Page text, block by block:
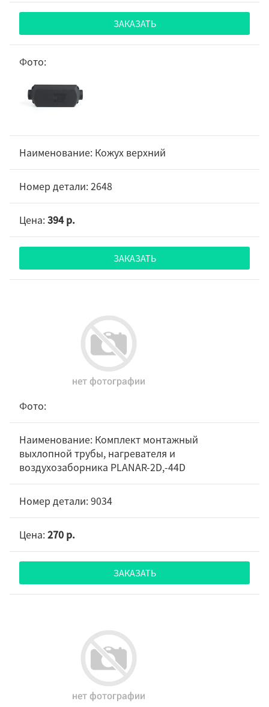
ЗАКАЗАТЬ
Кожух верхний
2648
394 р.
ЗАКАЗАТЬ
Комплект монтажный
выхлопной трубы, нагревателя и
воздухозаборника PLANAR-2D,-44D
9034
270 р.
ЗАКАЗАТЬ